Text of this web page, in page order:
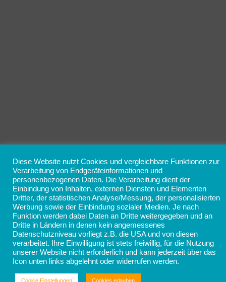
Diese Website nutzt Cookies und vergleichbare Funktionen zur
Verarbeitung von Endgeräteinformationen und
personenbezogenen Daten. Die Verarbeitung dient der
Einbindung von Inhalten, externen Diensten und Elementen
Dritter, der statistischen Analyse/Messung, der personalisierten
Werbung sowie der Einbindung sozialer Medien. Je nach
Funktion werden dabei Daten an Dritte weitergegeben und an
Dritte in Ländern in denen kein angemessenes
Datenschutzniveau vorliegt z.B. die USA und von diesen
verarbeitet. Ihre Einwilligung ist stets freiwillig, für die Nutzung
unserer Website nicht erforderlich und kann jederzeit über das
Icon unten links abgelehnt oder widerrufen werden.
Cookie Einstellungen Cookies erlauben